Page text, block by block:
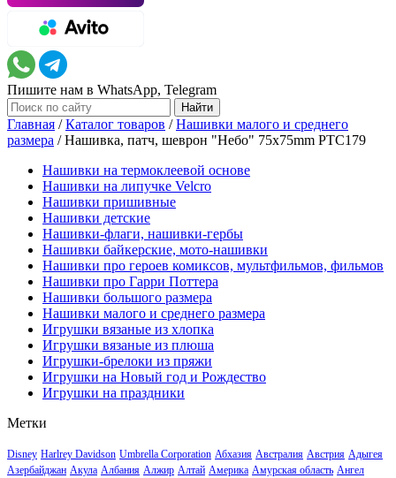
Пишите нам в WhatsApp, Telegram
Главная /Каталог товаров /Нашивки малого и среднего
размера /Нашивка, патч, шеврон "Небо" 75x75mm PTC179
Нашивки на термоклеевой основе
Нашивки на липучке Velcro
Нашивки пришивные
Нашивки детские
Нашивки-флаги, нашивки-гербы
Нашивки байкерские, мото-нашивки
Нашивки про героев комиксов, мультфильмов, фильмов
Нашивки про Гарри Поттера
Нашивки большого размера
Нашивки малого и среднего размера
Игрушки вязаные из хлопка
Игрушки вязаные из плюша
Игрушки-брелоки из пряжи
Игрушки на Новый год и Рождество
Игрушки на праздники
Метки
Disney Harlrey Davidson Umbrella Corporation Абхазия Австралия Австрия Адыгея
Азербайджан Акула Албания Алжир Алтай Америка Амурская область Ангел